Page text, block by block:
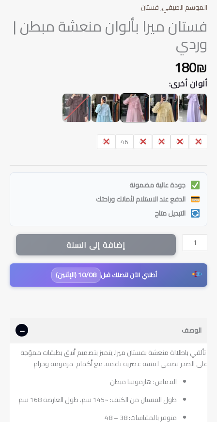
الموسم الصيفي,فستان
فستان ميرا بألوان منعشة مبطن |
وردي
180₪
ألوان أخرى:
38
40
42
44
46
48
جودة عالية مضمونة
الدفع عند الاستلام لأمانك وراحتك
التبديل متاح
كمية
فستان
ميرا
بألوان
منعشة
إضافة إلى السلة
أطلبي الآن لتصلك قبل 10/08 (الإثنين)
الوصف
تألقي باطلالة منعشة بفستان ميرا. يتميز بتصميم أنيق بطبقات مموّجة
على الصدر تضفي لمسة عصرية ناعمة، مع أكمام مزمومة وحزام
القماش: هارموسا مبطن
طول الفستان من الكتف: ~145 سم، طول العارضة 168 سم
متوفر بالمقاسات: 38 – 48